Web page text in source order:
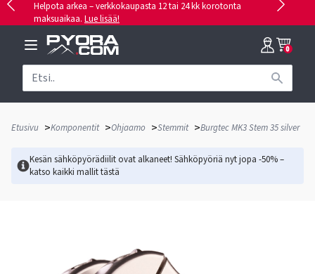
Helpota arkea – verkkokaupasta 12 tai 24 kk korotonta
maksuaikaa. Lue lisää!
0
Etusivu >Komponentit >Ohjaamo >Stemmit >Burgtec MK3 Stem 35 silver
Kesän sähköpyörädiilit ovat alkaneet! Sähköpyöriä nyt jopa -50% –
katso kaikki mallittästä